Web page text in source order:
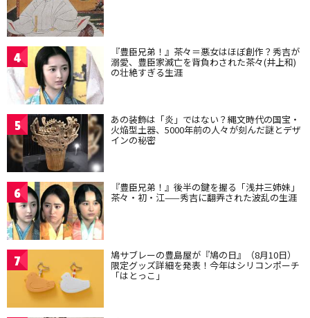
4 『豊臣兄弟！』茶々＝悪女はほぼ創作？秀吉が
溺愛、豊臣家滅亡を背負わされた茶々(井上和)
の壮絶すぎる生涯
5 あの装飾は「炎」ではない？縄文時代の国宝・
火焔型土器、5000年前の人々が刻んだ謎とデザ
インの秘密
6 『豊臣兄弟！』後半の鍵を握る「浅井三姉妹」
茶々・初・江——秀吉に翻弄された波乱の生涯
7 鳩サブレーの豊島屋が『鳩の日』（8月10日）
限定グッズ詳細を発表！今年はシリコンポーチ
「はとっこ」